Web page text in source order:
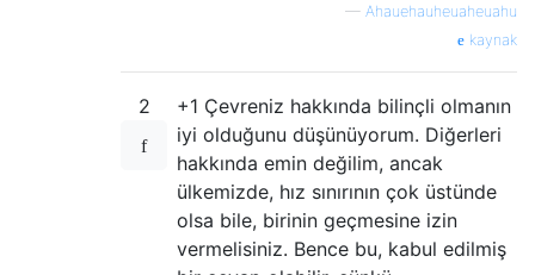
— Ahauehauheuaheuahu
kaynak
2
+1 Çevreniz hakkında bilinçli olmanın
iyi olduğunu düşünüyorum. Diğerleri
hakkında emin değilim, ancak
ülkemizde, hız sınırının çok üstünde
olsa bile, birinin geçmesine izin
vermelisiniz. Bence bu, kabul edilmiş